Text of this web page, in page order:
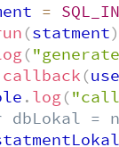
=
(statment)
(
callback (
. log(
=